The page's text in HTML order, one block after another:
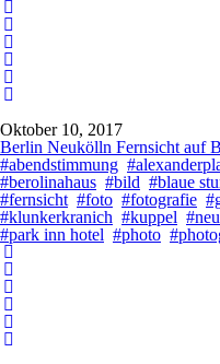
Oktober 10, 2017
Berlin Neukölln Fernsicht auf
#abendstimmung
#berolinahaus #bild #blaue
#fernsicht #foto #fotografie
#klunkerkranich #kuppel
#park inn hotel #photo